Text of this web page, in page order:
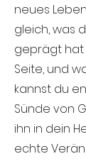
neues
gleich, was
geprägt hat
Seite, und
kannst du
Sünde von
ihn in dein
echte